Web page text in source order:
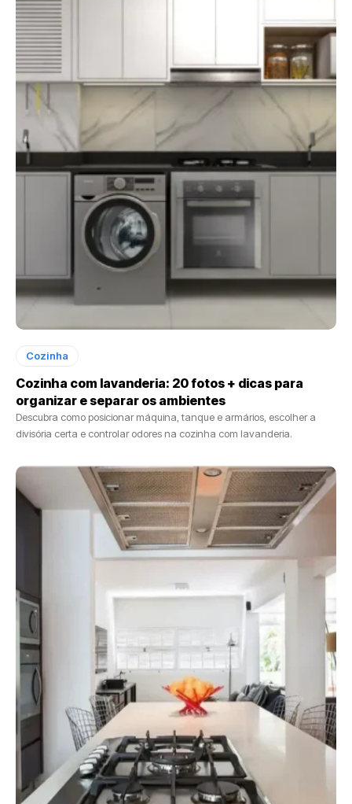
Cozinha
Cozinha com lavanderia: 20 fotos + dicas para
organizar e separar os ambientes
Descubra como posicionar máquina, tanque e armários, escolher a
divisória certa e controlar odores na cozinha com lavanderia.